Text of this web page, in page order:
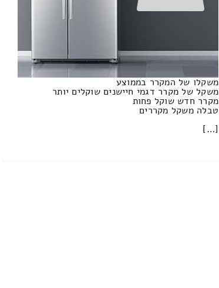
משקלו של המקרר בממוצע
משקל של מקרר דגמי חיישנים שוקלים יותר
מקרר חדש שוקל פחות
טבלה משקל מקררים
[…]